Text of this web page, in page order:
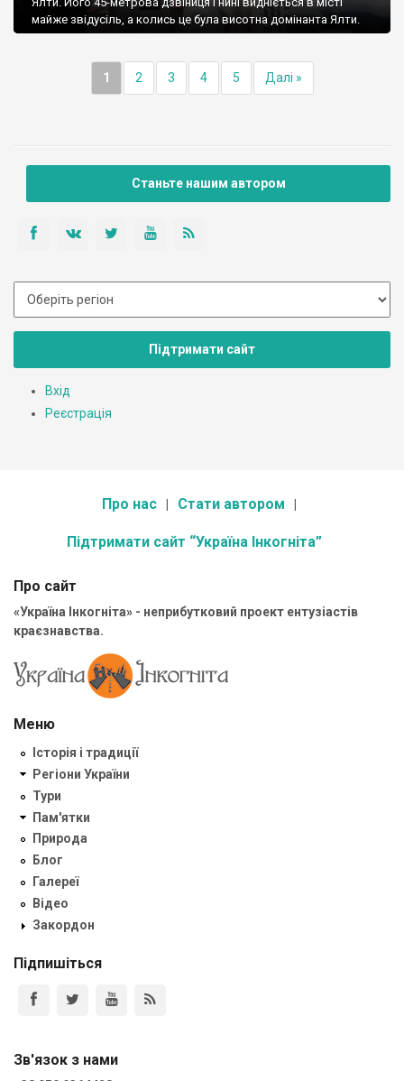
майже звідусіль, а колись це була висотна домінанта Ялти.
1 2 3 4 5 Далі »
Станьте нашим автором
Підтримати сайт
Вхід
Реєстрація
Про нас Стати автором
Підтримати сайт “Україна Інкогніта”
Про сайт
«Україна Інкогніта» - неприбутковий проект ентузіастів
краєзнавства.
Меню
Історія і традиції
Регіони України
Тури
Пам'ятки
Природа
Блог
Галереї
Відео
Закордон
Підпишіться
Зв'язок з нами